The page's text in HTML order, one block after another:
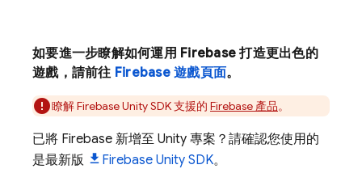
如要進一步瞭解如何運用 Firebase 打造更出色的
遊戲，請前往 Firebase 遊戲頁面。
瞭解FirebaseUnitySDK 支援的 Firebase 產品。
已將 Firebase 新增至 Unity 專案？請確認您使用的
是最新版
Firebase Unity SDK。